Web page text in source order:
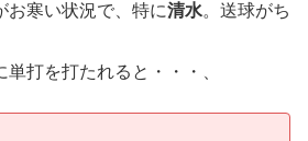
お寒い状況で、特に清水。送球がち
打を打たれると・・・、